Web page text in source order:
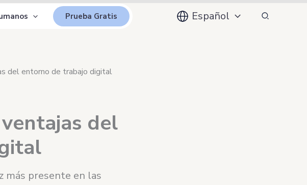
Prueba Gratis Español Buscar
del entorno de trabajo digital
del
más presente en las